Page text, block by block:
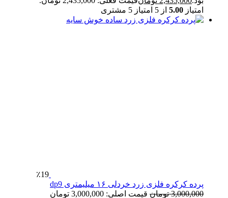
امتیاز 5.00 از 5 امتیاز 5 مشتری
٪19
پرده کرکره فلزی زرد خردلی ۱۶ میلیمتری dp9
3,000,000 تومان
قیمت اصلی: 3,000,000 تومان